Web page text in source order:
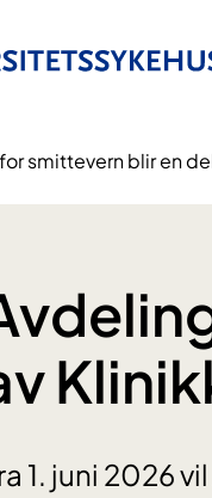
smittevern blir en
1. juni 2026